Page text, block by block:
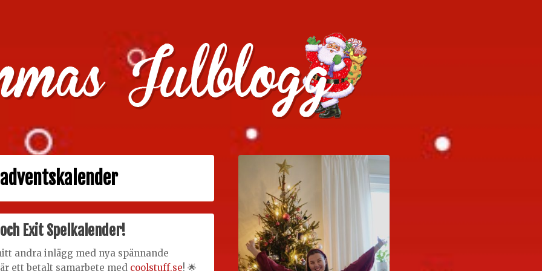
julklappstips, julkalendrar, adventskalendrar , julpyssel och julrecept!
Exit Spelkalender!
andra inlägg med nya spännande
ett betalt samarbete med coolstuff.se! 🌟